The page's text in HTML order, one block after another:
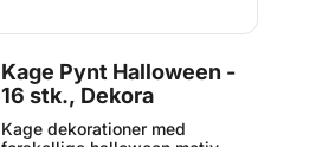
Kage Pynt Halloween -
16 stk., Dekora
Kage dekorationer med